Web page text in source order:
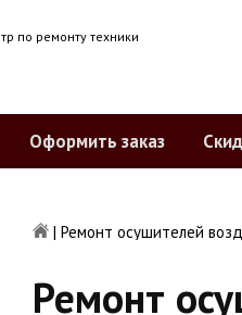
по ремонту техники
Оформить заказ
| Ремонт осушителей
Ремонт